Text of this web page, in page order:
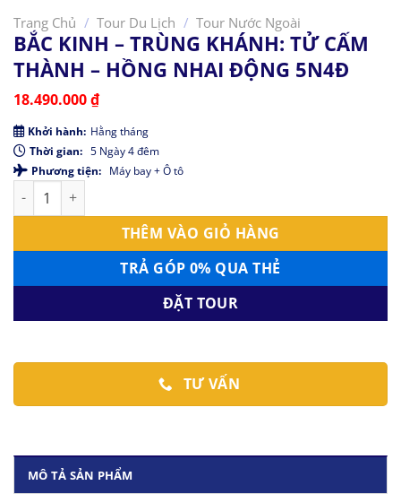
Trang Chủ / Tour Du Lịch / Tour Nước Ngoài
BẮC KINH – TRÙNG KHÁNH: TỬ CẤM
THÀNH – HỒNG NHAI ĐỘNG 5N4Đ
18.490.000₫
Khởi hành: Hằng tháng
Thời gian: 5 Ngày 4 đêm
Phương tiện: Máy bay + Ô tô
BẮC KINH - TRÙNG KHÁNH: TỬ CẤM THÀNH - HỒNG NHAI
THÊM VÀO GIỎ HÀNG
TRẢ GÓP 0% QUA THẺ
ĐẶT TOUR
TƯ VẤN
MÔ TẢ SẢN PHẨM